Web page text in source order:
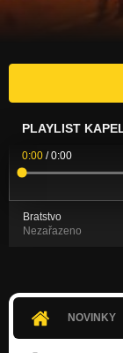
PLAYLIST
0:00 /0:00
Bratstvo
Nezařazeno
NOVINKY